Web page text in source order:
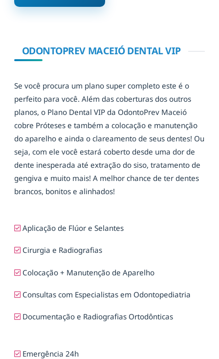
ODONTOPREV MACEIÓ DENTAL VIP
Se você procura um plano super completo este é o
perfeito para você. Além das coberturas dos outros
planos, o Plano Dental VIP da OdontoPrev Maceió
cobre Próteses e também a colocação e manutenção
do aparelho e ainda o clareamento de seus dentes! Ou
seja, com ele você estará coberto desde uma dor de
dente inesperada até extração do siso, tratamento de
gengiva e muito mais! A melhor chance de ter dentes
brancos, bonitos e alinhados!
Aplicação de Flúor e Selantes
Cirurgia e Radiografias
Colocação + Manutenção de Aparelho
Consultas com Especialistas em Odontopediatria
Documentação e Radiografias Ortodônticas
Emergência 24h